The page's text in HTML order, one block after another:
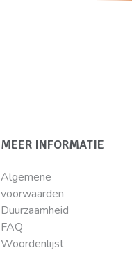
MEER INFORMATIE
Algemene
voorwaarden
Duurzaamheid
FAQ
Woordenlijst